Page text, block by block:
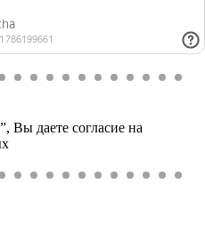
Вы даете согласие на